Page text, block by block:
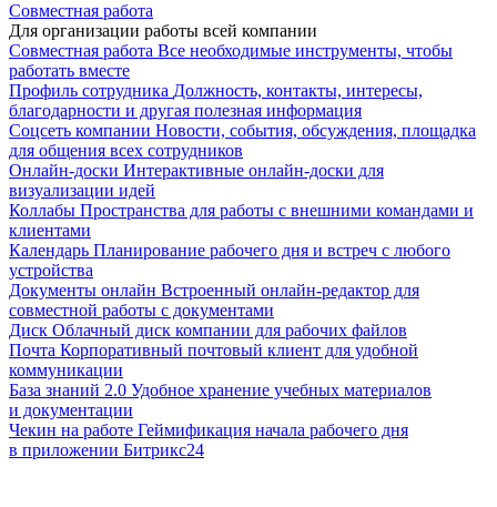
Совместная работа
Для организации работы всей компании
Совместная работа Все необходимые инструменты, чтобы
работать вместе
Профиль сотрудника Должность, контакты, интересы,
благодарности и другая полезная информация
Соцсеть компании Новости, события, обсуждения, площадка
для общения всех сотрудников
Онлайн-доски Интерактивные онлайн-доски для
визуализации идей
Коллабы Пространства для работы с внешними командами и
клиентами
Календарь Планирование рабочего дня и встреч с любого
устройства
Документы онлайн Встроенный онлайн-редактор для
совместной работы с документами
Диск Облачный диск компании для рабочих файлов
Почта Корпоративный почтовый клиент для удобной
коммуникации
База знаний 2.0 Удобное хранение учебных материалов
и документации
Чекин на работе Геймификация начала рабочего дня
в приложении Битрикс24